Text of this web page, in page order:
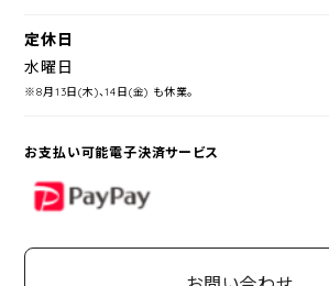
定休日
水曜日
※8月13日(木)、14日(金) も休業。
お支払い可能電子決済サービス
PayPay